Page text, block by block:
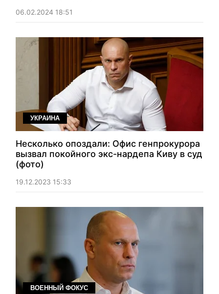
06.02.2024 18:51
УКРАИНА
Несколько опоздали: Офис генпрокурора
вызвал покойного экс-нардепа Киву в суд
(фото)
19.12.2023 15:33
ВОЕННЫЙ ФОКУС